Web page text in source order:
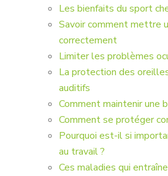
Les bienfaits du sport
Savoir comment mettre
correctement
Limiter les problèmes
La protection des
auditifs
Comment maintenir une
Comment se protéger
Pourquoi est-il si
au travail ?
Ces maladies qui